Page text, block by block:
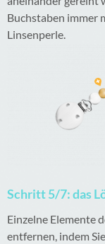
Buchstaben immer
Linsenperle.
Schritt 5/7: das
Einzelne Elemente
entfernen, indem